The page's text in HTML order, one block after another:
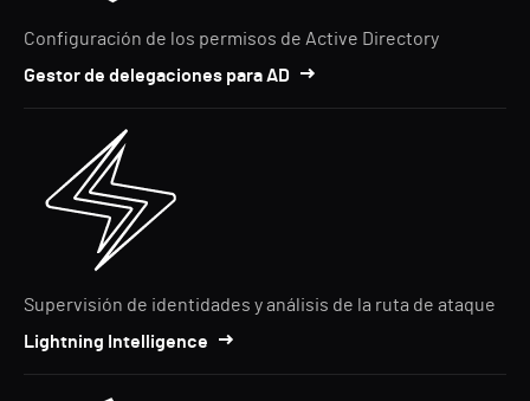
Configuración de los permisos de Active Directory
Gestor de delegaciones para AD
Supervisión de identidades y análisis de la ruta de ataque
Lightning Intelligence